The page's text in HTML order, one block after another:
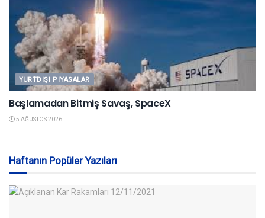
YURTDIŞI PIYASALAR
Başlamadan Bitmiş Savaş, SpaceX
5 AĞUSTOS 2026
Haftanın Popüler Yazıları